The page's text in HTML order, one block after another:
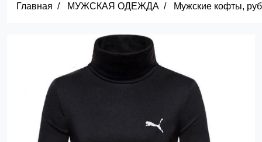
Главная МУЖСКАЯ ОДЕЖДА Мужские кофты,